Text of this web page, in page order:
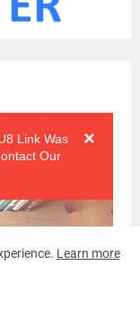
×
Link Was
Our
Learn more